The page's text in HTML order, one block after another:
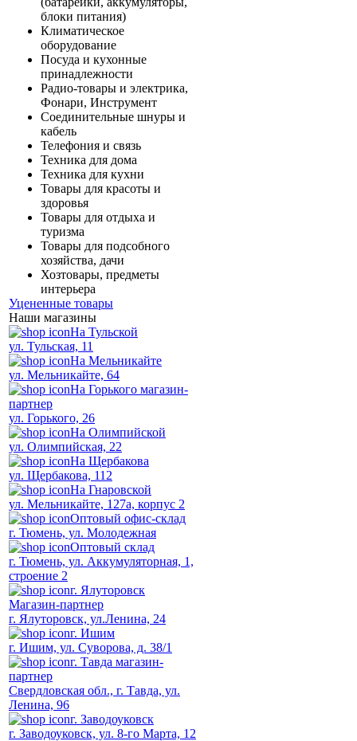
блоки питания)
Климатическое
оборудование
Посуда и кухонные
принадлежности
Радио-товары и электрика,
Фонари, Инструмент
Соединительные шнуры и
кабель
Телефония и связь
Техника для дома
Техника для кухни
Товары для красоты и
здоровья
Товары для отдыха и
туризма
Товары для подсобного
хозяйства, дачи
Хозтовары, предметы
интерьера
Уцененные товары
Наши магазины
На Тульской
ул. Тульская, 11
На Мельникайте
ул. Мельникайте, 64
На Горького магазин-
партнер
ул. Горького, 26
На Олимпийской
ул. Олимпийская, 22
На Щербакова
ул. Щербакова, 112
На Гнаровской
ул. Мельникайте, 127а, корпус 2
Оптовый офис-склад
г. Тюмень, ул. Молодежная
Оптовый склад
г. Тюмень, ул. Аккумуляторная, 1,
строение 2
г. Ялуторовск
Магазин-партнер
г. Ялуторовск, ул.Ленина, 24
г. Ишим
г. Ишим, ул. Суворова, д. 38/1
г. Тавда магазин-
партнер
Свердловская обл., г. Тавда, ул.
Ленина, 96
г. Заводоуковск
г. Заводоуковск, ул. 8-го Марта, 12